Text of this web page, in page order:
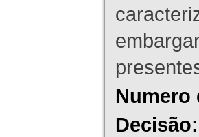
Numero
Decisão: